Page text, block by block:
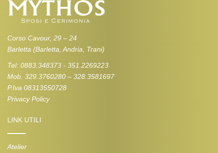
Corso Cavour, 29 – 24
Barletta (Barletta, Andria, Trani)
Tel: 0883.348373 - 351.2269223
Mob. 329.3760280 – 328.3581697
P.Iva 08313550728
Privacy Policy
LINK UTILI
Atelier